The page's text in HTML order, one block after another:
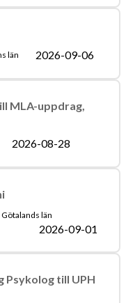
län 2026-09-06
MLA-uppdrag,
2026-08-28
län
2026-09-01
Psykolog till UPH